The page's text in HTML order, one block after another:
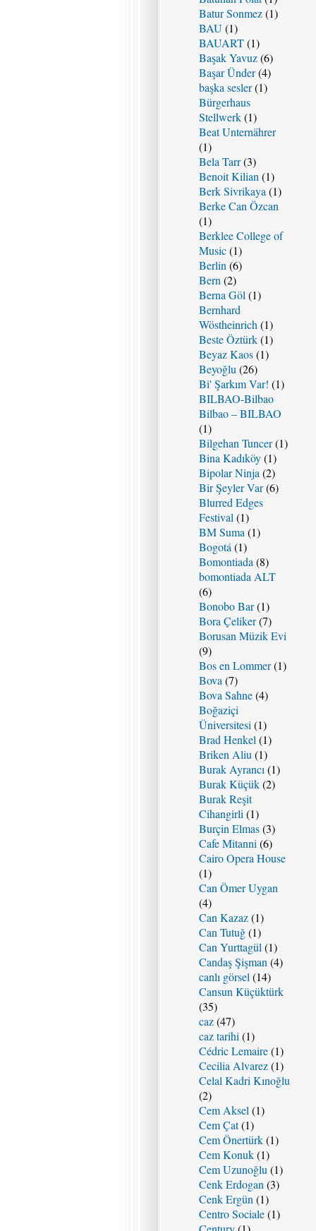
Batur Sonmez(1)
BAU (1)
BAUART(1)
Başak Yavuz(6)
Başar Ünder(4)
başka sesler(1)
Bürgerhaus
Stellwerk(1)
Beat Unternährer
(1)
Bela Tarr(3)
Benoit Kilian (1)
Berk Sivrikaya (1)
Berke Can Özcan
(1)
Berklee College of
Music(1)
Berlin (6)
Bern (2)
Berna Göl (1)
Bernhard
Wöstheinrich (1)
Beste Öztürk(1)
Beyaz Kaos(1)
Beyoğlu (26)
Bi' Şarkım Var! (1)
BILBAO-Bilbao
Bilbao – BILBAO
(1)
Bilgehan Tuncer(1)
Bina Kadıköy(1)
Bipolar Ninja (2)
Bir Şeyler Var(6)
Blurred Edges
Festival (1)
BM Suma (1)
Bogotá (1)
Bomontiada (8)
bomontiada ALT
(6)
Bonobo Bar(1)
Bora Çeliker(7)
Borusan Müzik Evi
(9)
Bos en Lommer(1)
Bova (7)
Bova Sahne(4)
Boğaziçi
Üniversitesi (1)
Brad Henkel (1)
Briken Aliu (1)
Burak Ayrancı (1)
Burak Küçük(2)
Burak Reşit
Cihangirli (1)
Burçin Elmas(3)
Cafe Mitanni (6)
Cairo Opera House
(1)
Can Ömer Uygan
(4)
Can Kazaz(1)
Can Tutuğ(1)
Can Yurttagül (1)
Candaş Şişman (4)
canlı görsel (14)
Cansun Küçüktürk
(35)
caz(47)
caz tarihi (1)
Cédric Lemaire(1)
Cecilia Alvarez(1)
Celal Kadri Kınoğlu
(2)
Cem Aksel (1)
Cem Çat(1)
Cem Önertürk(1)
Cem Konuk(1)
Cem Uzunoğlu (1)
Cenk Erdogan (3)
Cenk Ergün (1)
Centro Sociale(1)